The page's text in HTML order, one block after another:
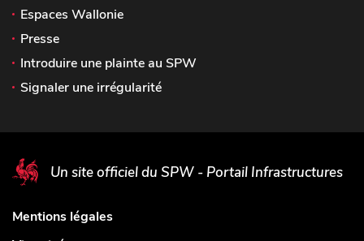
Espaces Wallonie
Presse
Introduire une plainte au SPW
Signaler une irrégularité
Un site officiel du SPW - Portail Infrastructures
Mentions légales